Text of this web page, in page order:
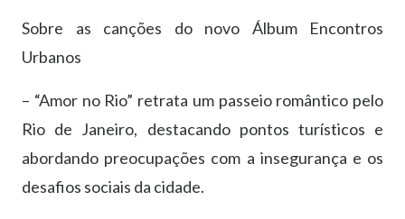
Sobre as canções do novo Álbum Encontros
Urbanos
– “Amor no Rio” retrata um passeio romântico pelo
Rio de Janeiro, destacando pontos turísticos e
abordando preocupações com a insegurança e os
desafios sociais da cidade.